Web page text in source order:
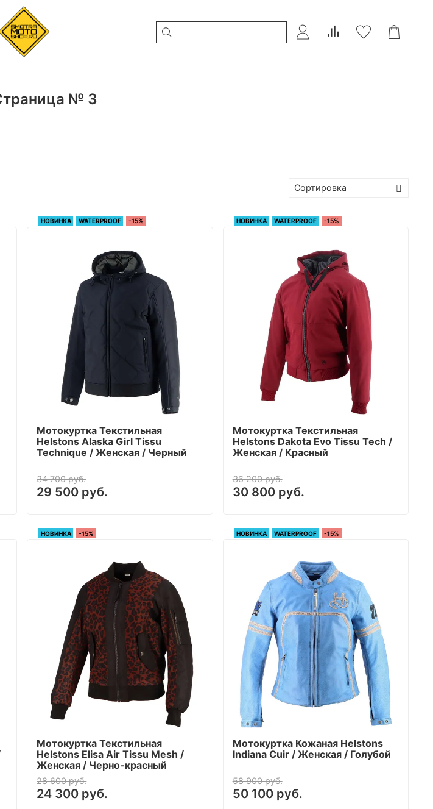
№ 3
НОВИНКА WATERPROOF -15%
Мотокуртка Текстильная
Helstons Alaska Girl Tissu
Technique / Женская / Черный
34 700 руб.
29 500 руб.
НОВИНКА WATERPROOF -15%
Мотокуртка Текстильная
Helstons Dakota Evo Tissu Tech /
Женская / Красный
36 200 руб.
30 800 руб.
НОВИНКА -15%
Мотокуртка Текстильная
Helstons Elisa Air Tissu Mesh /
Женская / Черно-красный
28 600 руб.
24 300 руб.
НОВИНКА WATERPROOF -15%
Мотокуртка Кожаная Helstons
Indiana Cuir / Женская / Голубой
58 900 руб.
50 100 руб.